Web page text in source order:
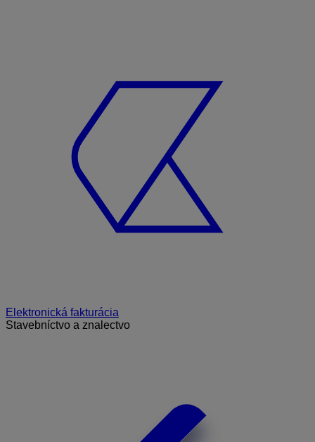
Elektronická fakturácia
Stavebníctvo a znalectvo